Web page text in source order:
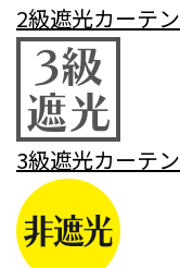
2級遮光カーテン
3級遮光カーテン